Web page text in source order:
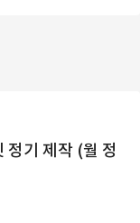
정기 제작 (월 정